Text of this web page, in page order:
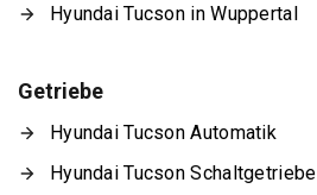
Hyundai Tucson in Wuppertal
Getriebe
Hyundai Tucson Automatik
Hyundai Tucson Schaltgetriebe